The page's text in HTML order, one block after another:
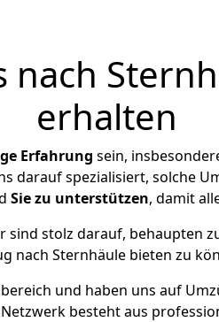
nach
erhalten
Erfahrung sein,
darauf spezialisiert, solche
Sie zu unterstützen, damit
sind stolz darauf, behaupten
nach Sternhäule bieten zu
und haben uns auf
besteht aus